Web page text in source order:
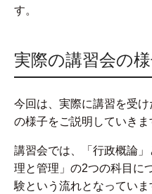
す。
実際の講習会の
今回は、実際に講習を受
の様子をご説明していきま
講習会では、「行政概論
理と管理」の2つの科目に
験という流れとなっていま